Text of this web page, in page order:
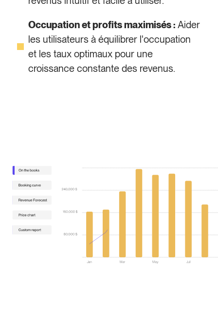
Occupation et profits maximisés :Aider
les utilisateurs à équilibrer l'occupation
et les taux optimaux pour une
croissance constante des revenus.